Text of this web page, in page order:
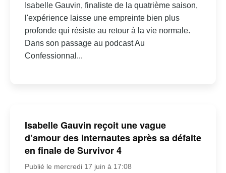
Isabelle Gauvin, finaliste de la quatrième saison,
l'expérience laisse une empreinte bien plus
profonde qui résiste au retour à la vie normale.
Dans son passage au podcast Au
Confessionnal...
Isabelle Gauvin reçoit une vague
d’amour des internautes après sa défaite
en finale de Survivor 4
Publié le mercredi 17 juin à 17:08